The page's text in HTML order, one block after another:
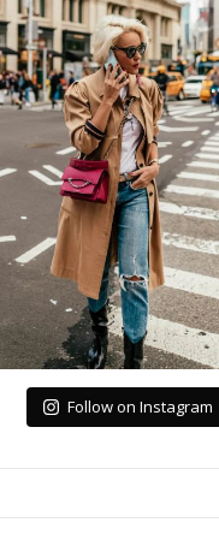
Follow on Instagram